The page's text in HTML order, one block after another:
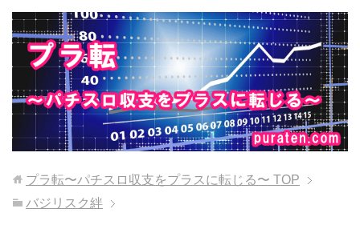
プラ転〜パチスロ収支をプラスに転じる〜 TOP
バジリスク絆